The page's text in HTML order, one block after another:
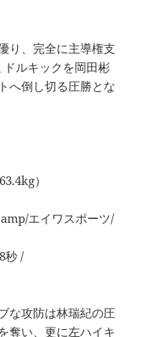
り、完全に主導権支
ルキックを岡田彬
へ倒し切る圧勝とな
）
エイワスポーツ/
秒 /
な攻防は林瑞紀の圧
奪い、更に左ハイキ